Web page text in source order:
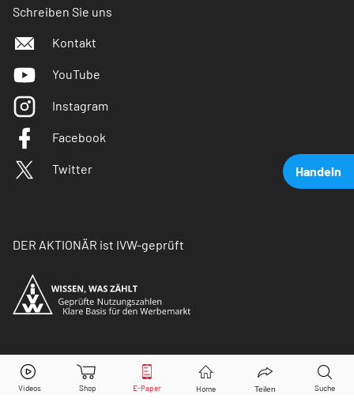
Handeln
Amazon Aktie jetzt handeln?
Schreiben Sie uns
Kontakt
YouTube
Instagram
Facebook
Twitter
DER AKTIONÄR ist IVW-geprüft
© Copyright 2026 Börsenmedien AG. Alle Rechte